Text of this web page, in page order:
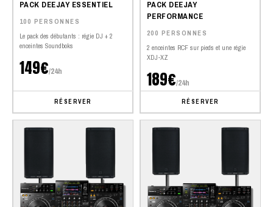
PACK DEEJAY ESSENTIEL
100 PERSONNES
Le pack des débutants : régie DJ + 2
enceintes Soundboks
149€/24h
RÉSERVER
PACK DEEJAY
PERFORMANCE
200 PERSONNES
2 enceintes RCF sur pieds et une régie
XDJ-XZ
189€/24h
RÉSERVER